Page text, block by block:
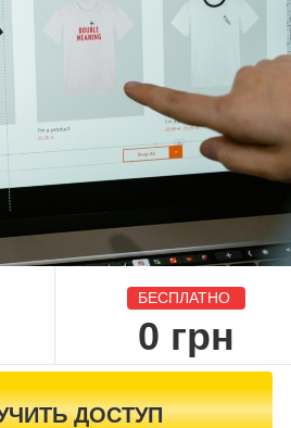
БЕСПЛАТНО
0 грн
ДОСТУП